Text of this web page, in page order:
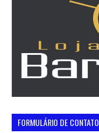
FORMULÁRIO DE CONTATO